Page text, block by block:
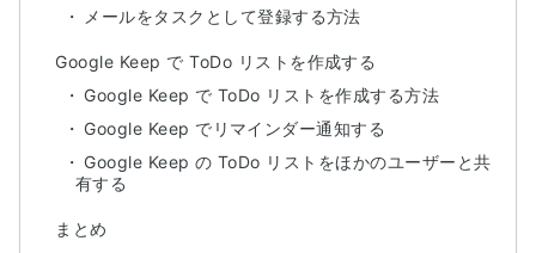
メールをタスクとして登録する方法
Google Keep で ToDo リストを作成する
Google Keep で ToDo リストを作成する方法
Google Keep でリマインダー通知する
Google Keep の ToDo リストをほかのユーザーと共
有する
まとめ